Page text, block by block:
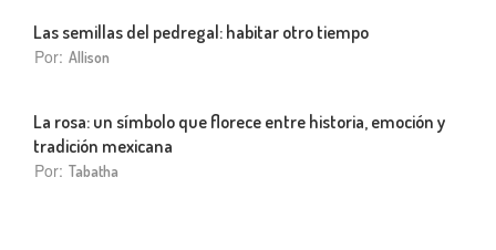
Las semillas del pedregal: habitar otro tiempo
Por: Allison
La rosa: un símbolo que florece entre historia, emoción y
tradición mexicana
Por: Tabatha